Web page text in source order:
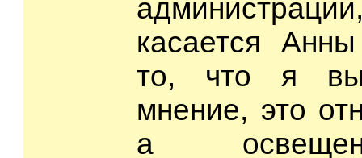
касается
то, что я
мнение, это
а